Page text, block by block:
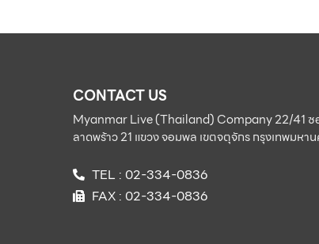
CONTACT US
Myanmar Live (Thailand) Company 22/41 ซ
ลาดพร้าว 21 แขวง จอมพล เขตจตุจักร กรุงเทพมหา
TEL : 02-334-0836
FAX : 02-334-0836